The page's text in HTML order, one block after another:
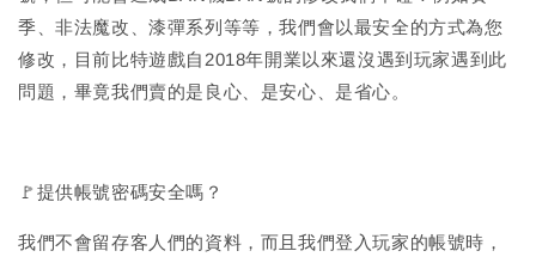
季、非法魔改、漆彈系列等等，我們會以最安全的方式為您
修改，目前比特遊戲自2018年開業以來還沒遇到玩家遇到此
問題，畢竟我們賣的是良心、是安心、是省心。
🚩提供帳號密碼安全嗎？
我們不會留存客人們的資料，而且我們登入玩家的帳號時，